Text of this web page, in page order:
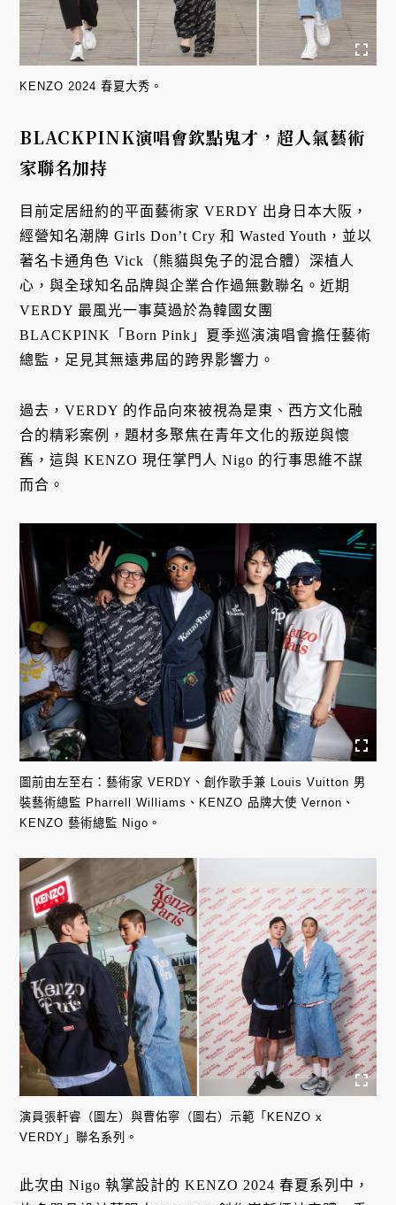
KENZO 2024 春夏大秀。
BLACKPINK演唱會欽點鬼才，超人氣藝術
家聯名加持
目前定居紐約的平面藝術家 VERDY 出身日本大阪，
經營知名潮牌 Girls Don’t Cry 和 Wasted Youth，並以
著名卡通角色 Vick（熊貓與兔子的混合體）深植人
心，與全球知名品牌與企業合作過無數聯名。近期
VERDY 最風光一事莫過於為韓國女團
BLACKPINK「Born Pink」夏季巡演演唱會擔任藝術
總監，足見其無遠弗屆的跨界影響力。
過去，VERDY 的作品向來被視為是東、西方文化融
合的精彩案例，題材多聚焦在青年文化的叛逆與懷
舊，這與 KENZO 現任掌門人 Nigo 的行事思維不謀
而合。
圖前由左至右：藝術家 VERDY、創作歌手兼 Louis Vuitton 男
裝藝術總監 Pharrell Williams、KENZO 品牌大使 Vernon、
KENZO 藝術總監 Nigo。
演員張軒睿（圖左）與曹佑寧（圖右）示範「KENZO x
VERDY」聯名系列。
此次由 Nigo 執掌設計的 KENZO 2024 春夏系列中，